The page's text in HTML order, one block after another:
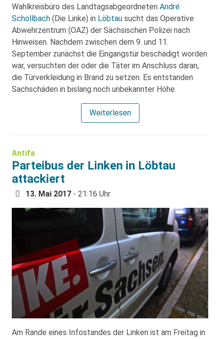
Wahlkreisbüro des Landtagsabgeordneten André
Schollbach (Die Linke) in Löbtau sucht das Operative
Abwehrzentrum (OAZ) der Sächsischen Polizei nach
Hinweisen. Nachdem zwischen dem 9. und 11.
September zunächst die Eingangstür beschädigt worden
war, versuchten der oder die Täter im Anschluss daran,
die Türverkleidung in Brand zu setzen. Es entstanden
Sachschäden in bislang noch unbekannter Höhe.
Weiterlesen
Antifa
Parteibus der Linken in Löbtau
attackiert
13. Mai 2017 - 21:16 Uhr
Am Rande eines Infostandes der Linken ist am Freitag in